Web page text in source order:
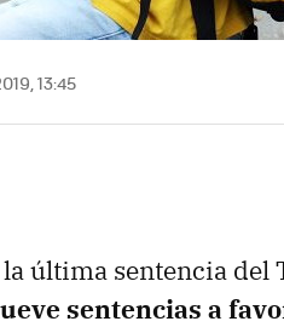
13:45
última sentencia
sentencias a